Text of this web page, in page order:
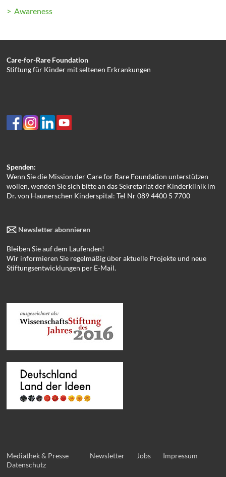
> Awareness
Care-for-Rare Foundation
Stiftung für Kinder mit seltenen Erkrankungen
Spenden:
Wenn Sie die Mission der Care for Rare Foundation unterstützen
wollen, wenden Sie sich bitte an das Sekretariat der Kinderklinik im
Dr. von Haunerschen Kinderspital: Tel Nr 089 4400 5 7700
Newsletter abonnieren
Bleiben Sie auf dem Laufenden!
Wir informieren Sie regelmäßig über aktuelle Projekte und neue
Stiftungsentwicklungen per E-Mail.
Mediathek & Presse Newsletter Jobs
Impressum
Datenschutz